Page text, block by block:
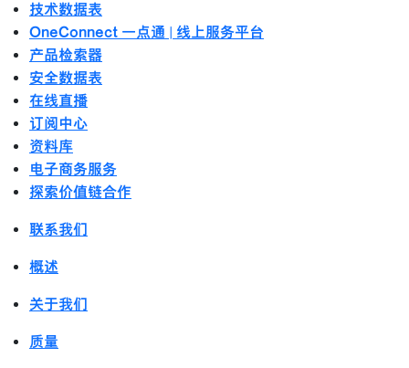
技术数据表
OneConnect 一点通 | 线上服务平台
产品检索器
安全数据表
在线直播
订阅中心
资料库
电子商务服务
探索价值链合作
联系我们
概述
关于我们
质量